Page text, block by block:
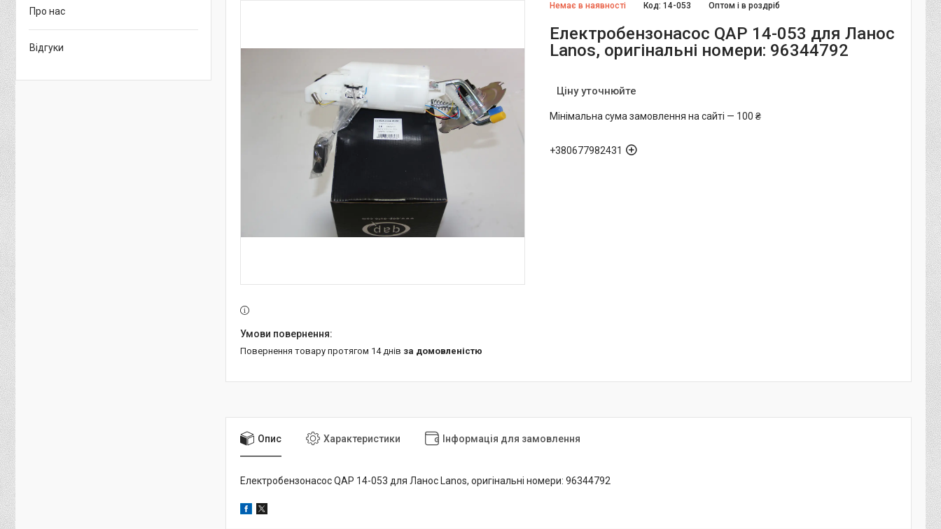
Немає в наявності Оптом і в роздріб
Код:14-053
Електробензонасос QAP 14-053 для Ланос
Lanos, оригінальні номери: 96344792
Ціну уточнюйте
Мінімальна сума замовлення на сайті — 100 ₴
+380677982431
повернення товару протягом 14 днів за домовленістю
Опис Характеристики Інформація для замовлення
Електробензонасос QAP 14-053 для Ланос Lanos, оригінальні номери: 96344792
Про нас
Відгуки